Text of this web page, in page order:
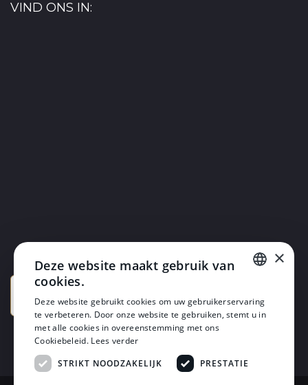
VIND ONS IN:
DUTCH
×
Deze website maakt gebruik van
cookies.
Deze website gebruikt cookies om uw gebruikerservaring
te verbeteren. Door onze website te gebruiken, stemt u in
met alle cookies in overeenstemming met ons
Cookiebeleid. Lees verder
STRIKT NOODZAKELIJK
PRESTATIE